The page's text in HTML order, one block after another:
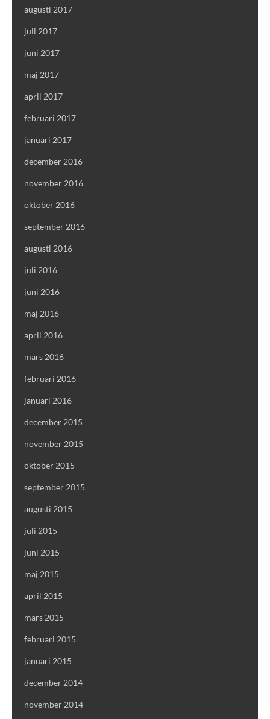
augusti 2017
juli 2017
juni 2017
maj 2017
april 2017
februari 2017
januari 2017
december 2016
november 2016
oktober 2016
september 2016
augusti 2016
juli 2016
juni 2016
maj 2016
april 2016
mars 2016
februari 2016
januari 2016
december 2015
november 2015
oktober 2015
september 2015
augusti 2015
juli 2015
juni 2015
maj 2015
april 2015
mars 2015
februari 2015
januari 2015
december 2014
november 2014